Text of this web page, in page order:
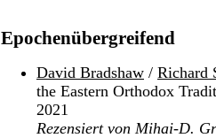
Epochenübergreifend
David Bradshaw / Richard
the Eastern Orthodox
2021
Rezensiert von Mihai-D.